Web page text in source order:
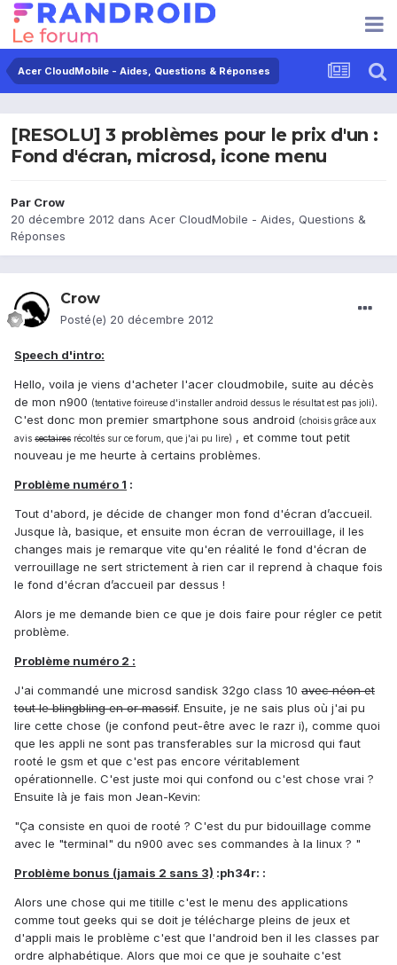
Acer CloudMobile - Aides, Questions & Réponses
[RESOLU] 3 problèmes pour le prix d'un :
Fond d'écran, microsd, icone menu
Par Crow
20 décembre 2012 dans Acer CloudMobile - Aides, Questions &
Réponses
Crow
Posté(e) 20 décembre 2012
Speech d'intro:
Hello, voila je viens d'acheter l'acer cloudmobile, suite au décès
de mon n900 (tentative foireuse d'installer android dessus le résultat est pas joli).
C'est donc mon premier smartphone sous android (choisis grâce aux
avis sectaires récoltés sur ce forum, que j'ai pu lire) , et comme tout petit
nouveau je me heurte à certains problèmes.
Problème numéro 1 :
Tout d'abord, je décide de changer mon fond d'écran d’accueil.
Jusque là, basique, et ensuite mon écran de verrouillage, il les
changes mais je remarque vite qu'en réalité le fond d'écran de
verrouillage ne sert strictement à rien car il reprend à chaque fois
le fond d'écran d’accueil par dessus !
Alors je me demande bien ce que je dois faire pour régler ce petit
problème.
Problème numéro 2 :
J'ai commandé une microsd sandisk 32go class 10 avec néon et
tout le blingbling en or massif. Ensuite, je ne sais plus où j'ai pu
lire cette chose (je confond peut-être avec le razr i), comme quoi
que les appli ne sont pas transferables sur la microsd qui faut
rooté le gsm et que c'est pas encore véritablement
opérationnelle. C'est juste moi qui confond ou c'est chose vrai ?
Ensuite là je fais mon Jean-Kevin:
"Ça consiste en quoi de rooté ? C'est du pur bidouillage comme
avec le "terminal" du n900 avec ses commandes à la linux ? "
Problème bonus (jamais 2 sans 3) :ph34r: :
Alors une chose qui me titille c'est le menu des applications
comme tout geeks qui se doit je télécharge pleins de jeux et
d'appli mais le problème c'est que l'android ben il les classes par
ordre alphabétique. Alors que moi ce que je souhaite c'est